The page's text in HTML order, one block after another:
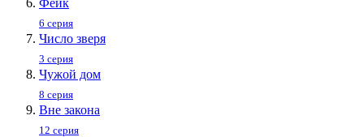
Фейк
6 серия
Число зверя
3 серия
Чужой дом
8 серия
Вне закона
12 серия